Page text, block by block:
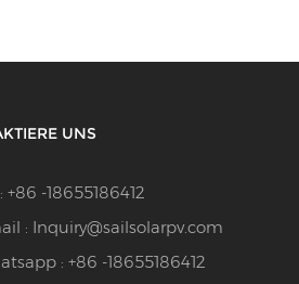
UNS
+86 -18655186412
: Inquiry@sailsolarpv.com
: +86 -18655186412